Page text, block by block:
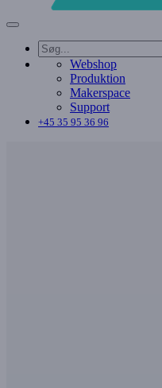
Webshop
Produktion
Makerspace
Support
+45 35 95 36 96